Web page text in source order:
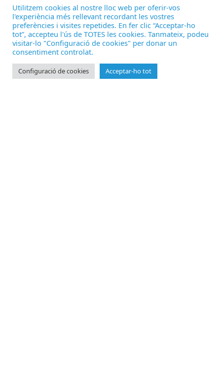
Utilitzem cookies al nostre lloc web per oferir-vos
l'experiència més rellevant recordant les vostres
preferències i visites repetides. En fer clic “Acceptar-ho
tot”, accepteu l'ús de TOTES les cookies. Tanmateix, podeu
visitar-lo "Configuració de cookies" per donar un
consentiment controlat.
Configuració de cookies Acceptar-ho tot